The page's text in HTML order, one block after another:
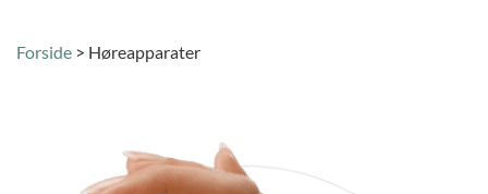
Forside > Høreapparater